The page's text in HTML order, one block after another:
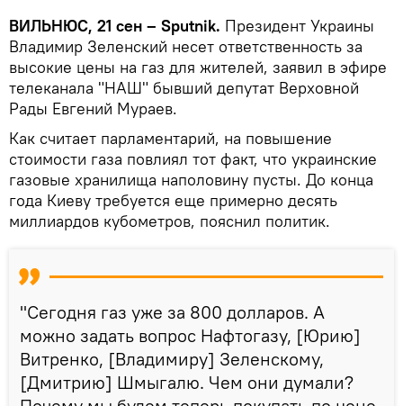
ВИЛЬНЮС, 21 сен – Sputnik. Президент Украины
Владимир Зеленский несет ответственность за
высокие цены на газ для жителей, заявил в эфире
телеканала "НАШ" бывший депутат Верховной
Рады Евгений Мураев.
Как считает парламентарий, на повышение
стоимости газа повлиял тот факт, что украинские
газовые хранилища наполовину пусты. До конца
года Киеву требуется еще примерно десять
миллиардов кубометров, пояснил политик.
"Сегодня газ уже за 800 долларов. А
можно задать вопрос Нафтогазу, [Юрию]
Витренко, [Владимиру] Зеленскому,
[Дмитрию] Шмыгалю. Чем они думали?